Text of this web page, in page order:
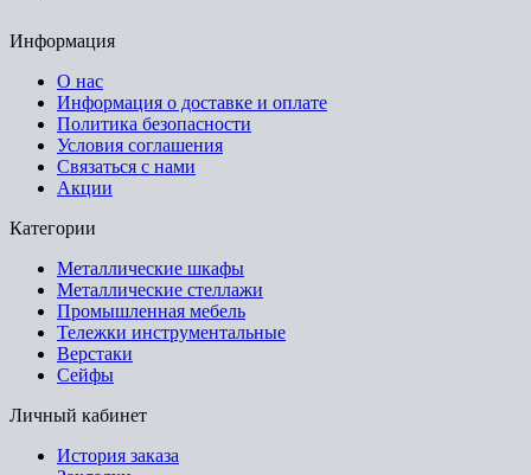
Информация
О нас
Информация о доставке и оплате
Политика безопасности
Условия соглашения
Связаться с нами
Акции
Категории
Металлические шкафы
Металлические стеллажи
Промышленная мебель
Тележки инструментальные
Верстаки
Сейфы
Личный кабинет
История заказа